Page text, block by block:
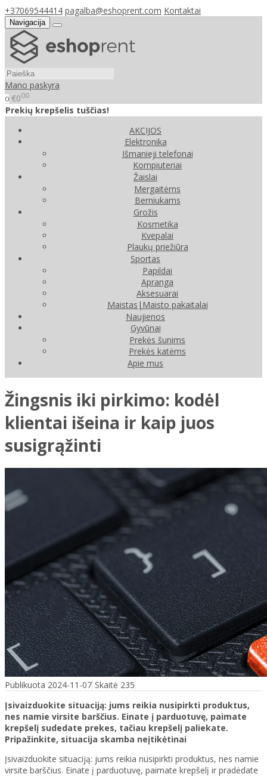
+37069544414 pagalba@eshoprent.com Kontaktai
Navigacija
Mano paskyra
0 €000
Prekių krepšelis tuščias!
AKCIJOS
Elektronika
Išmanieji telefonai
Kompiuteriai
Žaislai
Mergaitėms
Berniukams
Grožis
Kosmetika
Kvepalai
Plaukų priežiūra
Sportas
Papildai
Apranga
Aksesuarai
Maistas|Maisto pakaitalai
Naujienos
Gyvūnai
Prekės šunims
Prekės katėms
Apie mus
Žingsnis iki pirkimo: kodėl
klientai išeina ir kaip juos
susigrąžinti
Publikuota 2024-11-07 Skaitė 235
Įsivaizduokite situaciją: jums reikia nusipirkti produktus,
nes namie virsite barščius. Einate į parduotuvę, paimate
krepšelį sudedate prekes, tačiau krepšelį paliekate.
Pripažinkite, situacija skamba neįtikėtinai
Įsivaizduokite situaciją: jums reikia nusipirkti produktus, nes namie
virsite barščius. Einate į parduotuvę, paimate krepšelį ir pradėdate